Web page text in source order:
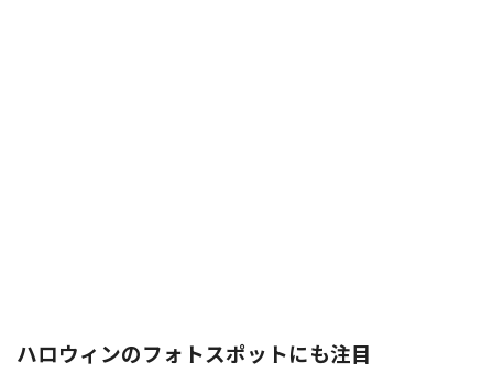
ハロウィンのフォトスポットにも注目